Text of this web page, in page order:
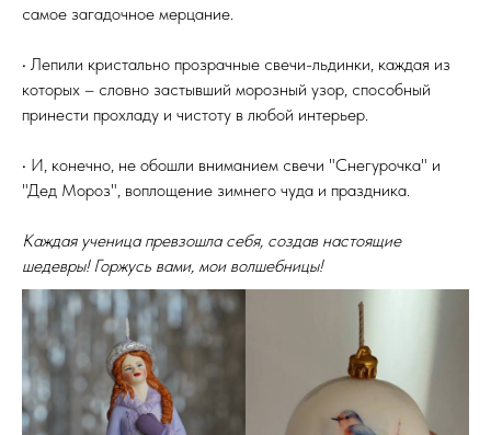
самое загадочное мерцание.
• Лепили кристально прозрачные свечи-льдинки, каждая из
которых – словно застывший морозный узор, способный
принести прохладу и чистоту в любой интерьер.
• И, конечно, не обошли вниманием свечи "Снегурочка" и
"Дед Мороз", воплощение зимнего чуда и праздника.
Каждая ученица превзошла себя, создав настоящие
шедевры! Горжусь вами, мои волшебницы!